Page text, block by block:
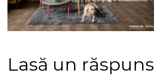
Lasă un răspuns